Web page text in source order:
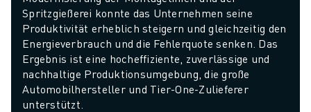
Spritzgießerei konnte das Unternehmen seine
Produktivität erheblich steigern und gleichzeitig den
Energieverbrauch und die Fehlerquote senken. Das
Ergebnis ist eine hocheffiziente, zuverlässige und
nachhaltige Produktionsumgebung, die große
Automobilhersteller und Tier-One-Zulieferer
unterstützt.